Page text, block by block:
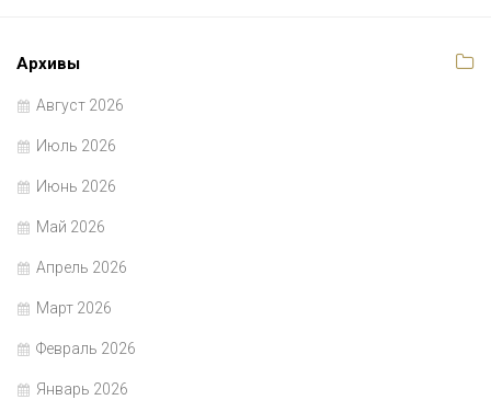
Архивы
Август 2026
Июль 2026
Июнь 2026
Май 2026
Апрель 2026
Март 2026
Февраль 2026
Январь 2026